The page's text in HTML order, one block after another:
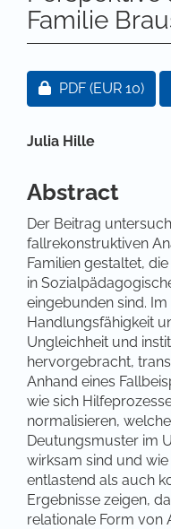
Familie
Artikel-
Zugang für
PDF (EUR 10)
Julia Hille
Abstract
Der Beitrag
fallrekonstruktiven
Familien gestaltet,
in
eingebunden sind.
Handlungsfähigkeit
Ungleichheit und
hervorgebracht,
Anhand eines
wie sich
normalisieren,
Deutungsmuster im
wirksam sind und
entlastend als auch
Ergebnisse zeigen,
relationale Form von